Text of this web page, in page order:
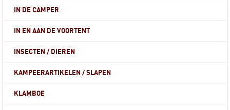
IN DE CAMPER
IN EN AAN DE VOORTENT
INSECTEN / DIEREN
KAMPEERARTIKELEN / SLAPEN
KLAMBOE